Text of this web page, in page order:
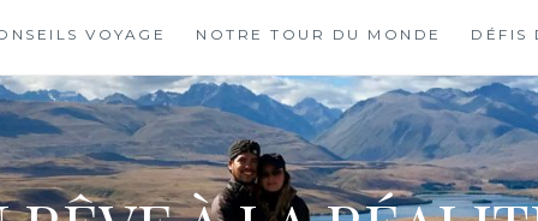
VOYAGE NOTRE TOUR DU MONDE DÉFIS